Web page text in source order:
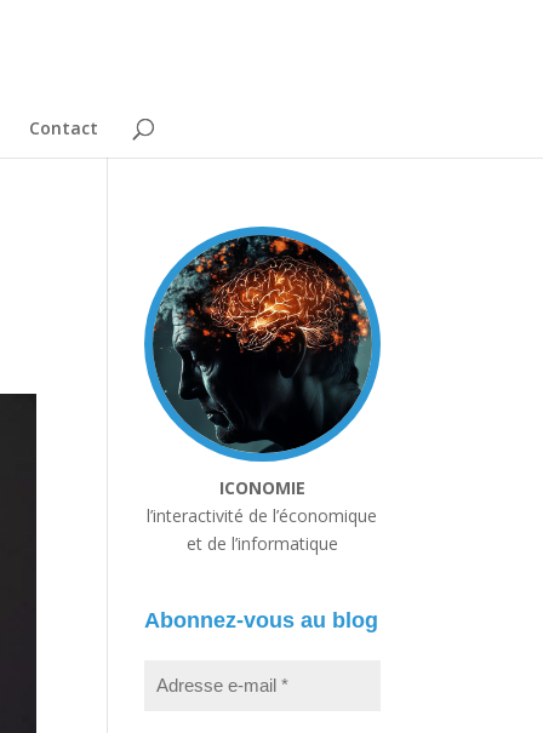
Contact
ICONOMIE
l’interactivité de l’économique
et de l’informatique
Abonnez-vous au blog